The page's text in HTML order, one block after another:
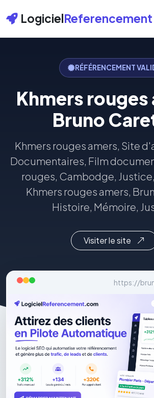
LogicielReferencement
RÉFÉRENCEMENT
Khmers rouges
Bruno
Khmers rouges amers, Site
Documentaires, Film
rouges, Cambodge,
Khmers rouges amers,
Histoire, Mémoire,
Visiter le site
https://